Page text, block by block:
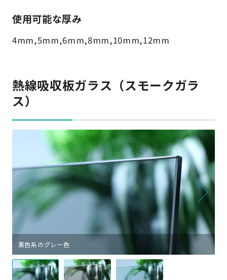
使用可能な厚み
4mm,5mm,6mm,8mm,10mm,12mm
熱線吸収板ガラス（スモークガラ
ス）
黒色系のグレー色